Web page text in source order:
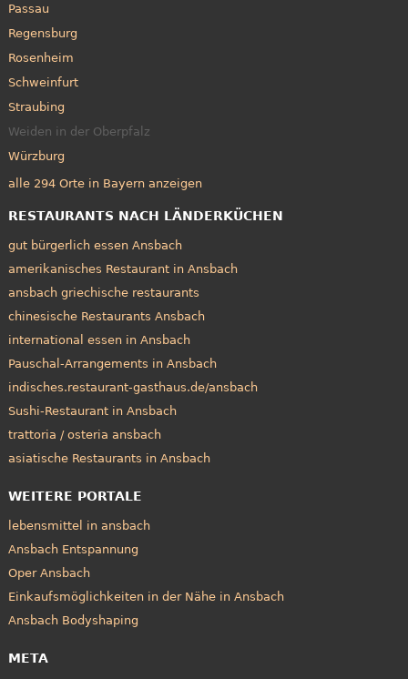
Passau
Regensburg
Rosenheim
Schweinfurt
Straubing
Weiden in der Oberpfalz
Würzburg
alle 294 Orte in Bayern anzeigen
RESTAURANTS NACH LÄNDERKÜCHEN
gut bürgerlich essen Ansbach
amerikanisches Restaurant in Ansbach
ansbach griechische restaurants
chinesische Restaurants Ansbach
international essen in Ansbach
Pauschal-Arrangements in Ansbach
indisches.restaurant-gasthaus.de/ansbach
Sushi-Restaurant in Ansbach
trattoria / osteria ansbach
asiatische Restaurants in Ansbach
WEITERE PORTALE
lebensmittel in ansbach
Ansbach Entspannung
Oper Ansbach
Einkaufsmöglichkeiten in der Nähe in Ansbach
Ansbach Bodyshaping
META